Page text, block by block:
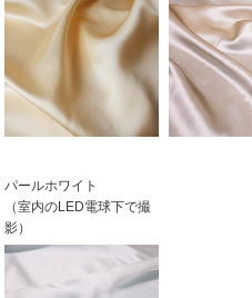
パールホワイト
（室内のLED電球下で撮
影）